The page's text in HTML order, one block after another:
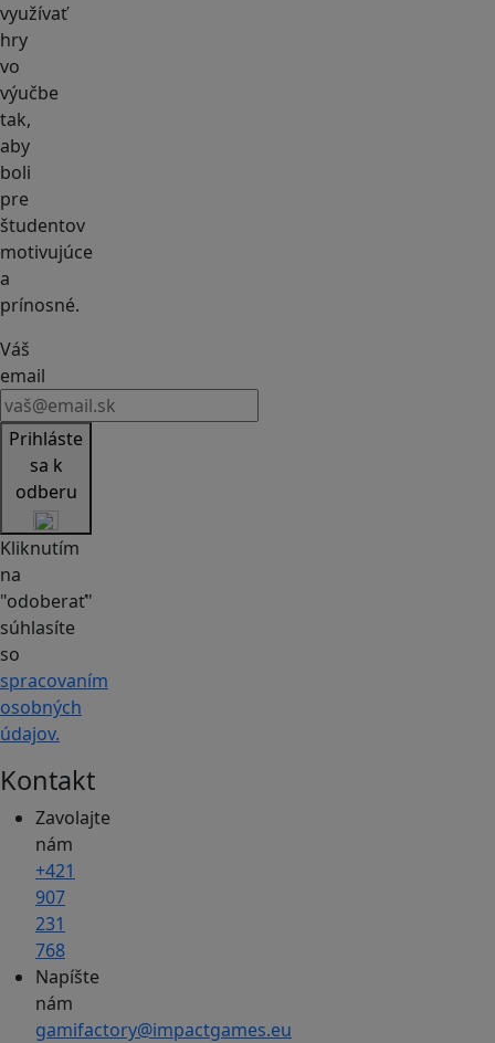
využívať
hry
vo
výučbe
tak,
aby
boli
pre
študentov
motivujúce
a
prínosné.
Váš
email
Prihláste
sa k
odberu
Kliknutím
na
"odoberať"
súhlasíte
so
spracovaním
osobných
údajov.
Kontakt
Zavolajte
nám
+421
907
231
768
Napíšte
nám
gamifactory@impactgames.eu